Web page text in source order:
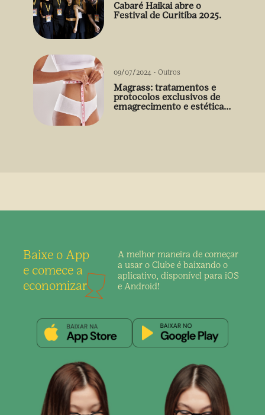
Cabaré Haikai abre o
Festival de Curitiba 2025.
09/07/2024 - Outros
Magrass: tratamentos e
protocolos exclusivos de
emagrecimento e estética
Baixe o App
e comece a
economizar
A melhor maneira de começar
a usar o Clube é baixando o
aplicativo, disponível para iOS
e Android!